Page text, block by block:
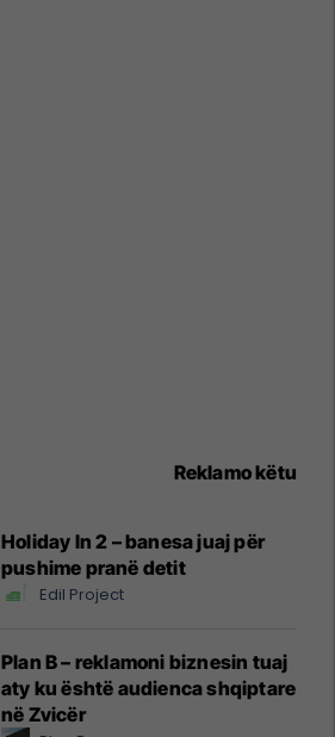
Reklamo këtu
Holiday In 2 – banesa juaj për
pushime pranë detit
Edil Project
Plan B – reklamoni biznesin tuaj
aty ku është audienca shqiptare
në Zvicër